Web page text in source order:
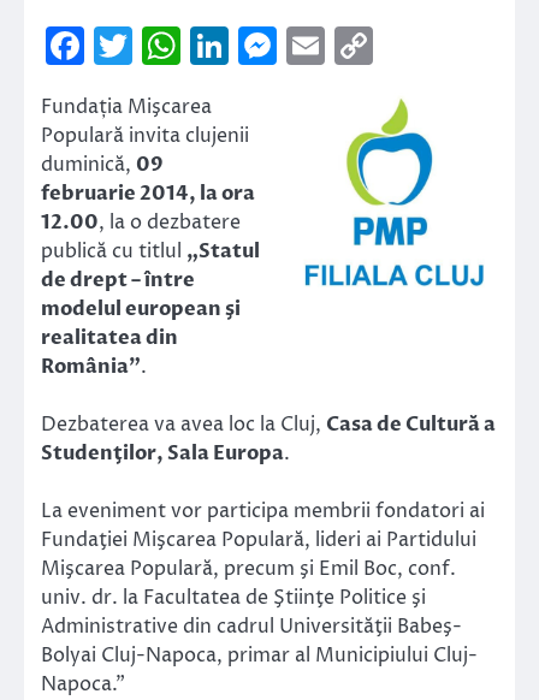
Facebook
Twitter
WhatsApp
LinkedIn
Messenger
Email
Link
Fundația Mişcarea
Populară invita clujenii
duminică, 09
februarie 2014, la ora
12.00, la o dezbatere
publică cu titlul „Statul
de drept – între
modelul european şi
realitatea din
România”.
Dezbaterea va avea loc la Cluj, Casa de Cultură a
Studenţilor, Sala Europa.
La eveniment vor participa membrii fondatori ai
Fundaţiei Mişcarea Populară, lideri ai Partidului
Mişcarea Populară, precum şi Emil Boc, conf.
univ. dr. la Facultatea de Ştiinţe Politice şi
Administrative din cadrul Universităţii Babeş-
Bolyai Cluj-Napoca, primar al Municipiului Cluj-
Napoca.”